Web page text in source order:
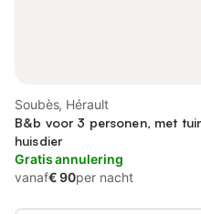
Soubès, Hérault
B&b voor 3 personen, met
huisdier
Gratis annulering
vanaf€ 90per nacht